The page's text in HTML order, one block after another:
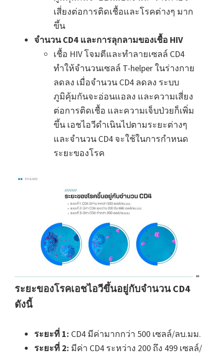
เสี่ยงต่อการติดเชื้อและโรคต่างๆ มาก
ขึ้น
จำนวน CD4 และการลุกลามของเชื้อ HIV
เชื้อ HIV โจมตีและทำลายเซลล์ CD4
ทำให้จำนวนเซลล์ T-helper ในร่างกาย
ลดลง เมื่อจำนวน CD4 ลดลง ระบบ
ภูมิคุ้มกันจะอ่อนแอลง และความเสี่ยง
ต่อการติดเชื้อ และความเจ็บป่วยก็เพิ่ม
ขึ้น เอชไอวีดำเนินไปตามระยะต่างๆ
และจำนวน CD4 จะใช้ในการกำหนด
ระยะของโรค
ระยะของโรคเอชไอวีขึ้นอยู่กับจำนวน CD4
ดังนี้
ระยะที่ 1: CD4 มีค่ามากกว่า 500 เซลล์/ลบ.มม.
ระยะที่ 2: มีค่า CD4 ระหว่าง 200 ถึง 499 เซลล์/